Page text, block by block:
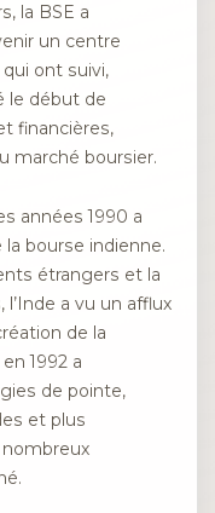
la BSE a
un centre
ont suivi,
le début de
financières,
marché boursier.
années 1990 a
la bourse indienne.
étrangers et la
a vu un afflux
de la
en 1992 a
de pointe,
et plus